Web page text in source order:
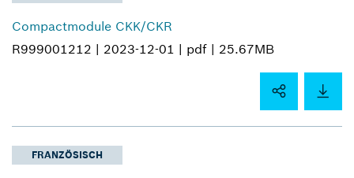
Compactmodule CKK/CKR
R999001212 | 2023-12-01 | pdf | 25.67MB
FRANZÖSISCH